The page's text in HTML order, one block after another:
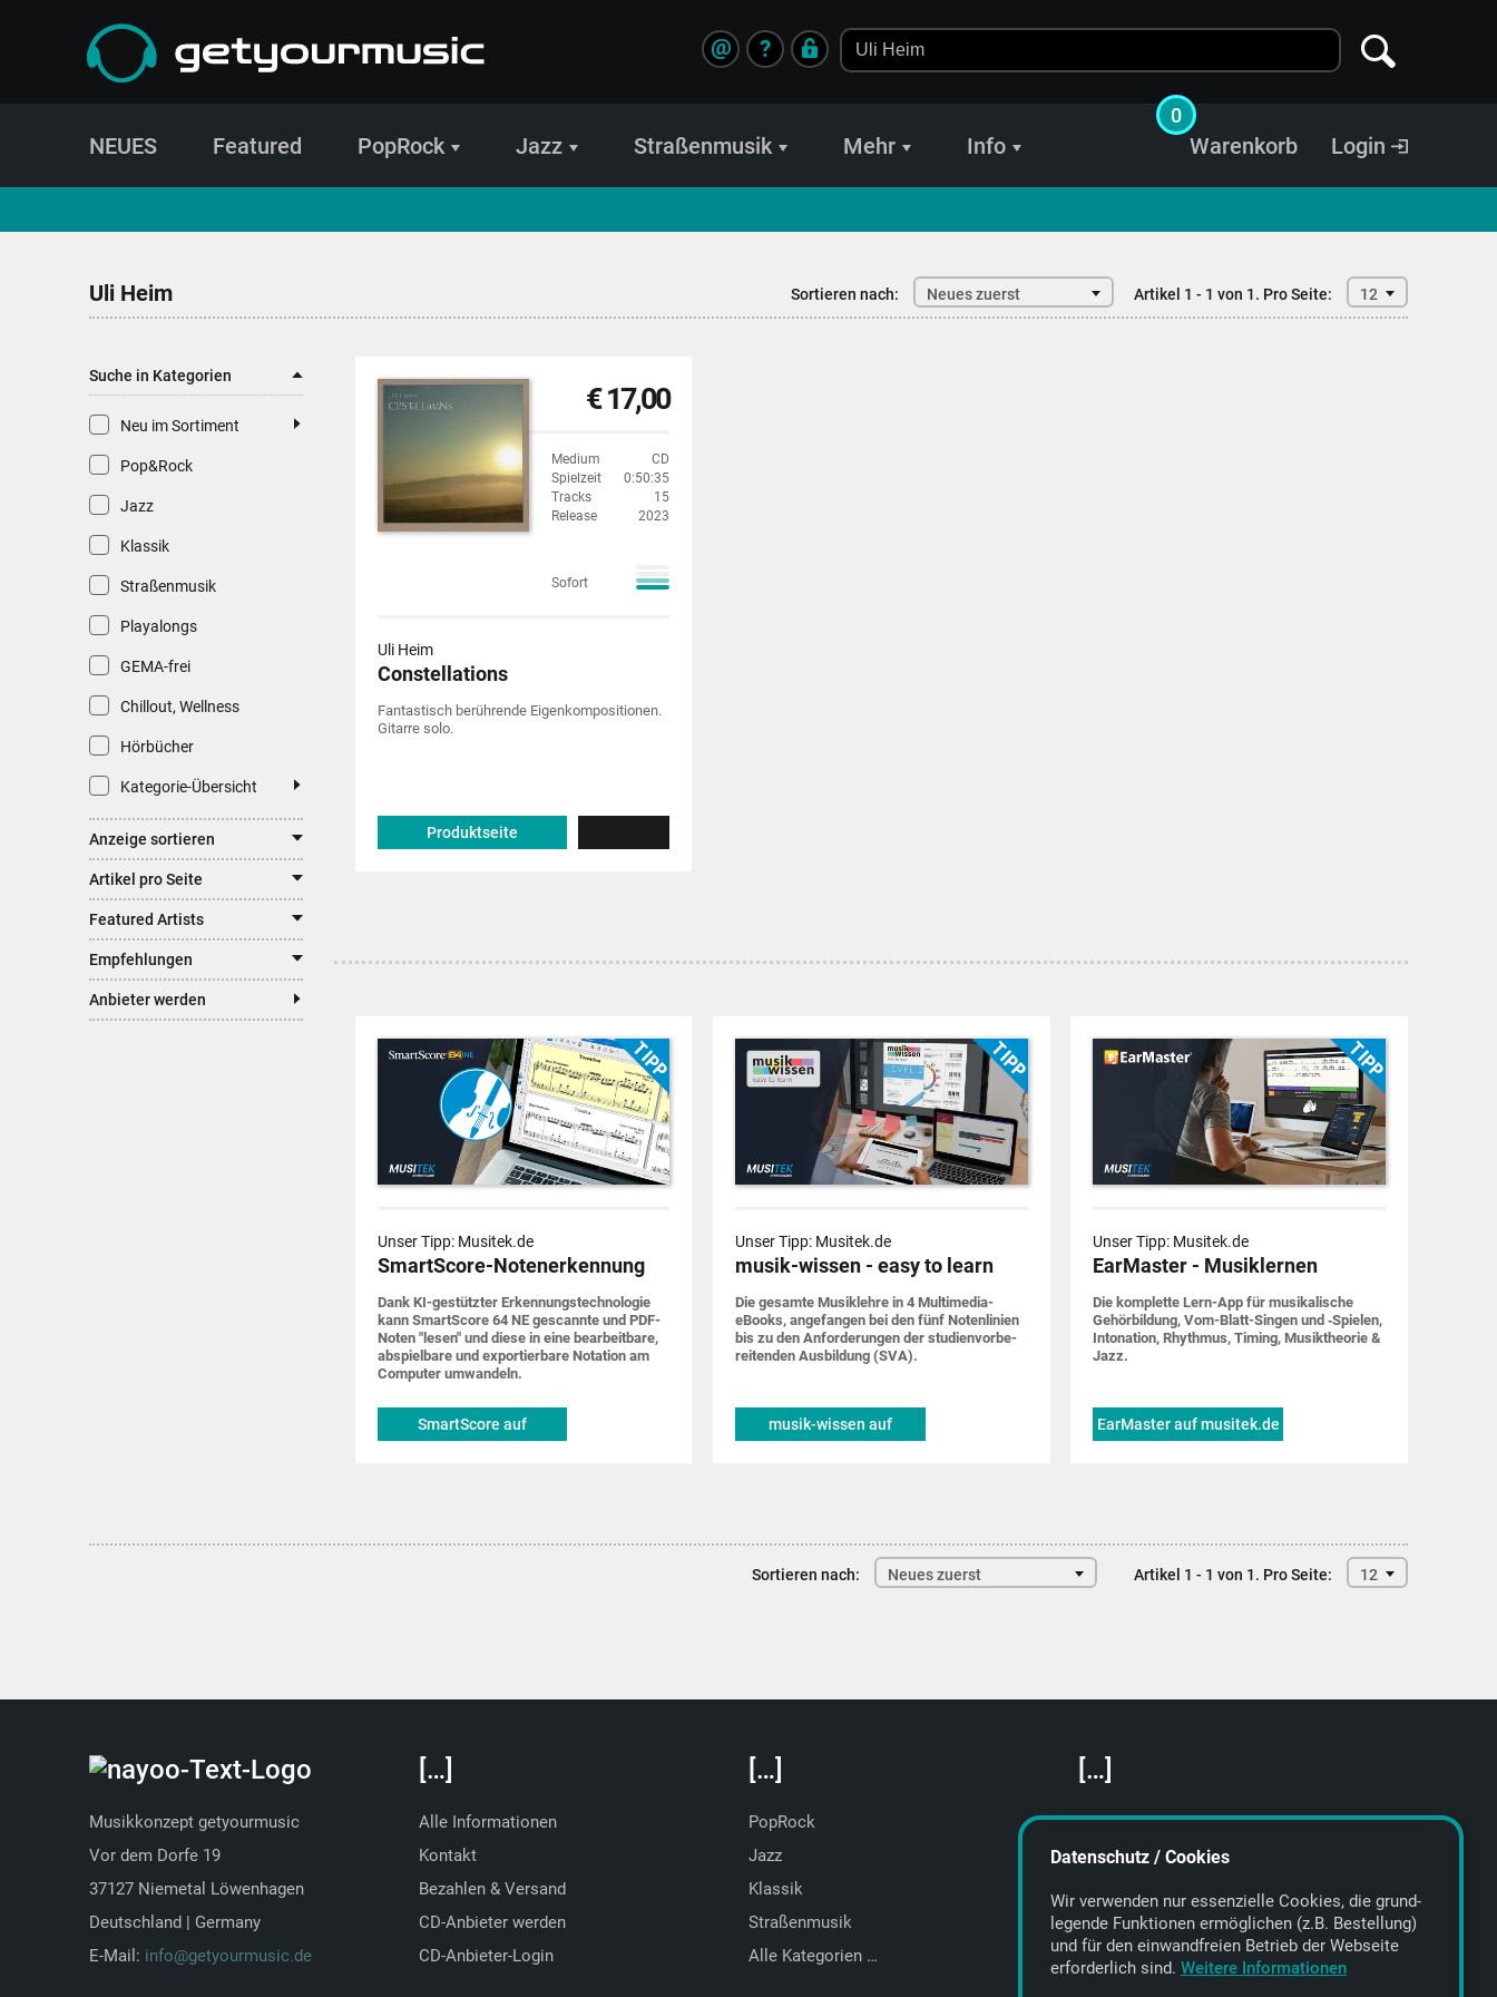
?
@
NEUES Featured PopRock Jazz Straßenmusik Mehr Info Login
Warenkorb
0
Uli Heim Sortieren nach: Neues zuerst Artikel 1 - 1 von 1. Pro Seite: 12
Suche in Kategorien
Neu im Sortiment
Pop&Rock
Jazz
Klassik
Straßenmusik
Playalongs
GEMA-frei
Chillout, Wellness
Hörbücher
Kategorie-Übersicht
Anzeige sortieren
Artikel pro Seite
Featured Artists
Empfehlungen
Anbieter werden
€ 17,00
Medium
CD
Spielzeit
0:50:35
Tracks
15
Release
2023
Sofort
Uli Heim
Constellations
Fantastisch berührende Eigen­kompositionen.
Gitarre solo.
Produktseite
Unser Tipp: Musitek.de
SmartScore-Notenerkennung
Dank KI-gestützter Erkennungs­techno­logie
kann SmartScore 64 NE gescannte und PDF-
Noten "lesen" und diese in eine bearbeit­bare,
abspiel­bare und expor­tier­bare Notation am
Computer um­wandeln.
SmartScore auf
Unser Tipp: Musitek.de
musik-wissen - easy to learn
Die gesamte Musik­lehre in 4 Multimedia-
eBooks, ange­fangen bei den fünf Noten­linien
bis zu den Anforde­rungen der studien­vorbe­
rei­tenden Ausbildung (SVA).
musik-wissen auf
Unser Tipp: Musitek.de
EarMaster - Musiklernen
Die komplette Lern-App für musi­ka­lische
Gehör­bildung, Vom-Blatt-Singen und ‑Spielen,
Into­nation, Rhythmus, Timing, Musik­theorie &
Jazz.
EarMaster auf musitek.de
Sortieren nach: Neues zuerst Artikel 1 - 1 von 1. Pro Seite: 12
Musikkonzept getyourmusic
Vor dem Dorfe 19
37127 Niemetal Löwenhagen
Deutschland | Germany
E-Mail: info@getyourmusic.de
[…]
Alle Informationen
Kontakt
Bezahlen & Versand
CD-Anbieter werden
CD-Anbieter-Login
[…]
PopRock
Jazz
Klassik
Straßenmusik
Alle Kategorien …
[…]
Featured Artists
About getyourmusic
Datenschutz / Cookies
Wir verwenden nur essenzielle Cookies, die grund­
legende Funktionen ermöglichen (z.B. Bestellung)
und für den einwand­freien Betrieb der Webseite
erforderlich sind. Weitere Informationen